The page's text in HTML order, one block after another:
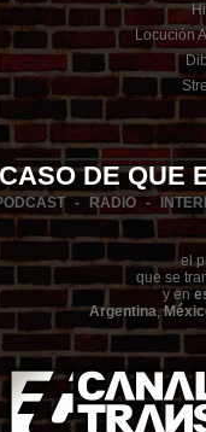
Locución
DE QUE
- RADIO -
el
que se
y en
Argentina,